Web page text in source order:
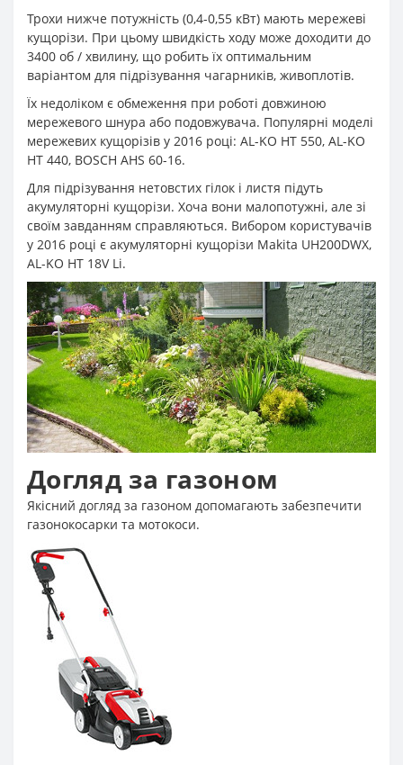
Трохи нижче потужність (0,4-0,55 кВт) мають мережеві
кущорізи. При цьому швидкість ходу може доходити до
3400 об / хвилину, що робить їх оптимальним
варіантом для підрізування чагарників, живоплотів.
Їх недоліком є ​​обмеження при роботі довжиною
мережевого шнура або подовжувача. Популярні моделі
мережевих кущорізів у 2016 році: AL-KO HT 550, AL-KO
HT 440, BOSCH AHS 60-16.
Для підрізування нетовстих гілок і листя підуть
акумуляторні кущорізи. Хоча вони малопотужні, але зі
своїм завданням справляються. Вибором користувачів
у 2016 році є акумуляторні кущорізи Makita UH200DWX,
AL-KO HT 18V Li.
Догляд за газоном
Якісний догляд за газоном допомагають забезпечити
газонокосарки та мотокоси.